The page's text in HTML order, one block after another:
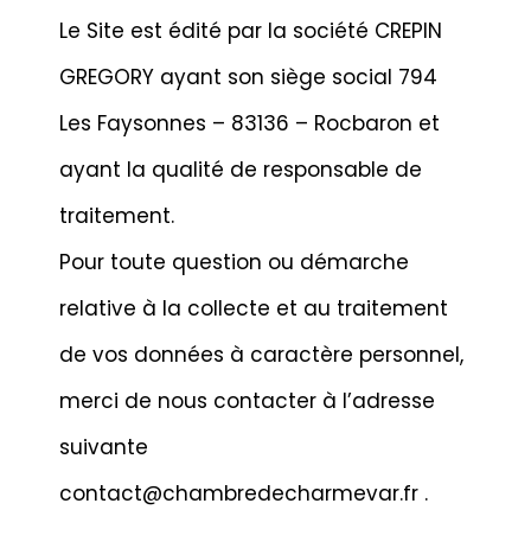
Le Site est édité par la société CREPIN
GREGORY ayant son siège social 794
Les Faysonnes – 83136 – Rocbaron et
ayant la qualité de responsable de
traitement.
Pour toute question ou démarche
relative à la collecte et au traitement
de vos données à caractère personnel,
merci de nous contacter à l’adresse
suivante
contact@chambredecharmevar.fr .